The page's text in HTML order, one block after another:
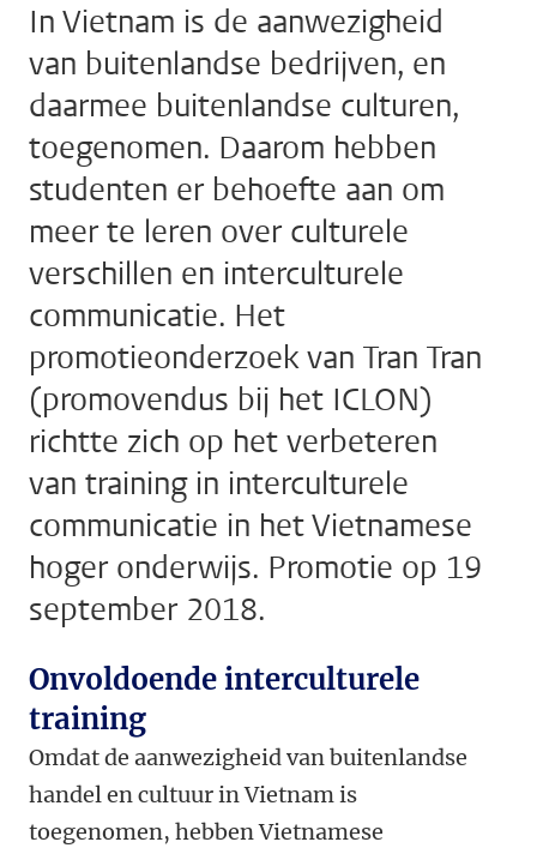
In Vietnam is de aanwezigheid
van buitenlandse bedrijven, en
daarmee buitenlandse culturen,
toegenomen. Daarom hebben
studenten er behoefte aan om
meer te leren over culturele
verschillen en interculturele
communicatie. Het
promotieonderzoek van Tran Tran
(promovendus bij het ICLON)
richtte zich op het verbeteren
van training in interculturele
communicatie in het Vietnamese
hoger onderwijs. Promotie op 19
september 2018.
Onvoldoende interculturele
training
Omdat de aanwezigheid van buitenlandse
handel en cultuur in Vietnam is
toegenomen, hebben Vietnamese